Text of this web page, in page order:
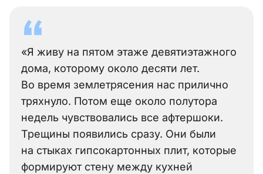
«Я живу на пятом этаже девятиэтажного
дома, которому около десяти лет.
Во время землетрясения нас прилично
тряхнуло. Потом еще около полутора
недель чувствовались все афтершоки.
Трещины появились сразу. Они были
на стыках гипсокартонных плит, которые
формируют стену между кухней